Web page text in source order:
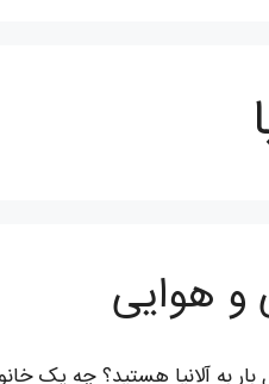
و هوایی
به آلانیا هستید؟ چه یک